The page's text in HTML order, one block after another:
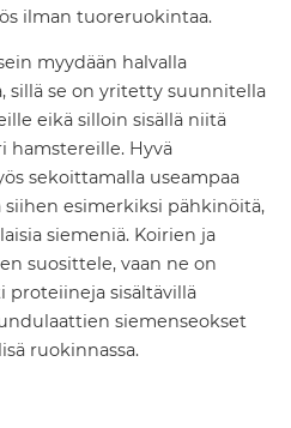
ilman tuoreruokintaa.
myydään halvalla
sillä se on yritetty suunnitella
eikä silloin sisällä niitä
hamstereille. Hyvä
sekoittamalla useampaa
siihen esimerkiksi pähkinöitä,
siemeniä. Koirien ja
suosittele, vaan ne on
proteiineja sisältävillä
siemenseokset
ruokinnassa.